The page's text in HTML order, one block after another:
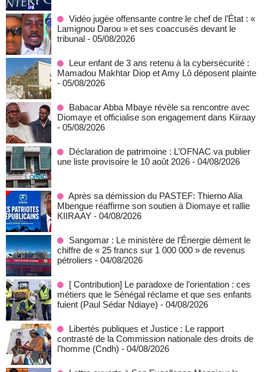
Vidéo jugée offensante contre le chef de l’État : «
Lamignou Darou » et ses coaccusés devant le
tribunal - 05/08/2026
Leur enfant de 3 ans retenu à la cybersécurité :
Mamadou Makhtar Diop et Amy Lô déposent plainte
- 05/08/2026
Babacar Abba Mbaye révèle sa rencontre avec
Diomaye et officialise son engagement dans Kiiraay
- 05/08/2026
Déclaration de patrimoine : L’OFNAC va publier
une liste provisoire le 10 août 2026 - 04/08/2026
Après sa démission du PASTEF: Thierno Alia
Mbengue réaffirme son soutien à Diomaye et rallie
KIIRAAY - 04/08/2026
Sangomar : Le ministère de l’Énergie dément le
chiffre de « 25 francs sur 1 000 000 » de revenus
pétroliers - 04/08/2026
[ Contribution] Le paradoxe de l’orientation : ces
métiers que le Sénégal réclame et que ses enfants
fuient (Paul Sédar Ndiaye) - 04/08/2026
Libertés publiques et Justice : Le rapport
contrasté de la Commission nationale des droits de
l’homme (Cndh) - 04/08/2026